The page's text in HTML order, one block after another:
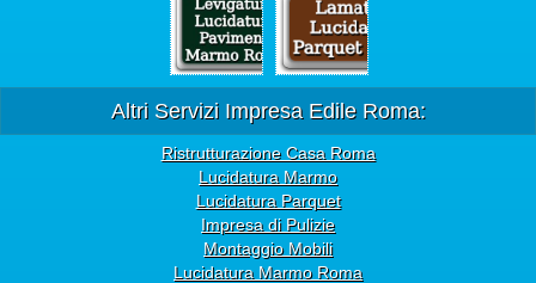
Altri Servizi Impresa Edile Roma:
Ristrutturazione Casa Roma
Lucidatura Marmo
Lucidatura Parquet
Impresa di Pulizie
Montaggio Mobili
Lucidatura Marmo Roma